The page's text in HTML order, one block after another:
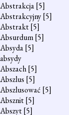
Abstrakcja[5]
Abstrakcyjny[5]
Abstrakt[5]
Absurdum[5]
Absyda[5]
absydy
Abszach[5]
Abszlus [5]
Abszlusować [5]
Absznit[5]
Abszyt[5]